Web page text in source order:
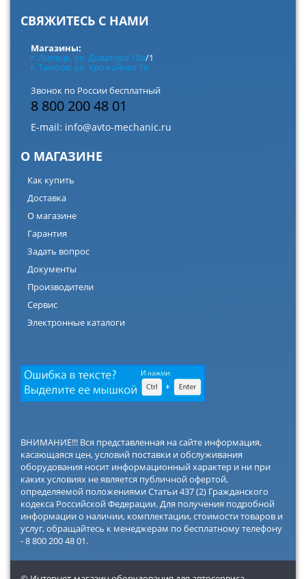
СВЯЖИТЕСЬ С НАМИ
Магазины:
г. Липецк, ул. Доватора 10а/1
г. Тамбов, ул. Урожайная 1в
Звонок по России бесплатный
8 800 200 48 01
E-mail: info@avto-mechanic.ru
О МАГАЗИНЕ
Как купить
Доставка
О магазине
Гарантия
Задать вопрос
Документы
Производители
Сервис
Электронные каталоги
ВНИМАНИЕ!!! Вся представленная на сайте информация,
касающаяся цен, условий поставки и обслуживания
оборудования носит информационный характер и ни при
каких условиях не является публичной офертой,
определяемой положениями Статьи 437 (2) Гражданского
кодекса Российской Федерации. Для получения подробной
информации о наличии, комплектации, стоимости товаров и
услуг, обращайтесь к менеджерам по бесплатному телефону
- 8 800 200 48 01.